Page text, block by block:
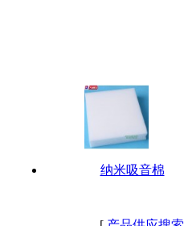
纳米吸音棉